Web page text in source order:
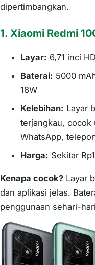
dipertimbangkan.
1. Xiaomi Redmi
Layar: 6,71 inci
Baterai: 5000
18W
Kelebihan: Layar
terjangkau, cocok
WhatsApp,
Harga: Sekitar
Kenapa cocok? Layar
dan aplikasi jelas.
penggunaan sehari-